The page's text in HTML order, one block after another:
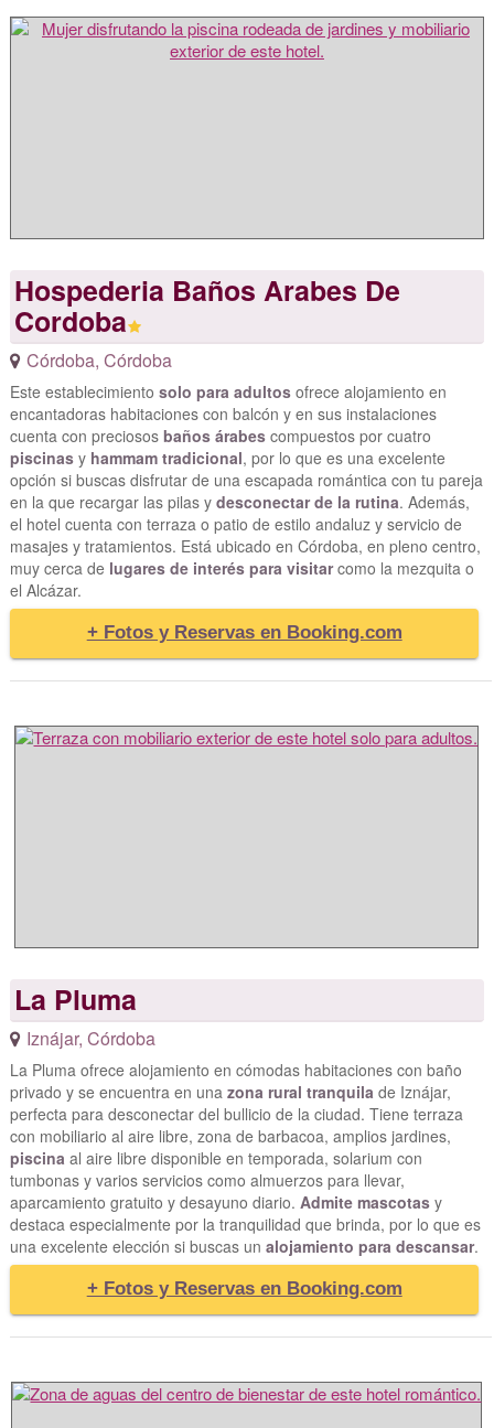
Hospederia Baños Arabes De
Cordoba
Córdoba, Córdoba
Este establecimiento solo para adultosofrece alojamiento en
encantadoras habitaciones con balcón y en sus instalaciones
cuenta con preciosos baños árabescompuestos por cuatro
piscinasy hammam tradicional, por lo que es una excelente
opción si buscas disfrutar de una escapada romántica con tu pareja
en la que recargar las pilas y desconectar de la rutina. Además,
el hotel cuenta con terraza o patio de estilo andaluz y servicio de
masajes y tratamientos. Está ubicado en Córdoba, en pleno centro,
muy cerca de lugares de interés para visitarcomo la mezquita o
el Alcázar.
+ Fotos y Reservas en Booking.com
La Pluma
Iznájar, Córdoba
La Pluma ofrece alojamiento en cómodas habitaciones con baño
privado y se encuentra en una zona rural tranquila de Iznájar,
perfecta para desconectar del bullicio de la ciudad. Tiene terraza
con mobiliario al aire libre, zona de barbacoa, amplios jardines,
piscina al aire libre disponible en temporada, solarium con
tumbonas y varios servicios como almuerzos para llevar,
aparcamiento gratuito y desayuno diario. Admite mascotasy
destaca especialmente por la tranquilidad que brinda, por lo que es
una excelente elección si buscas un alojamiento para descansar.
+ Fotos y Reservas en Booking.com